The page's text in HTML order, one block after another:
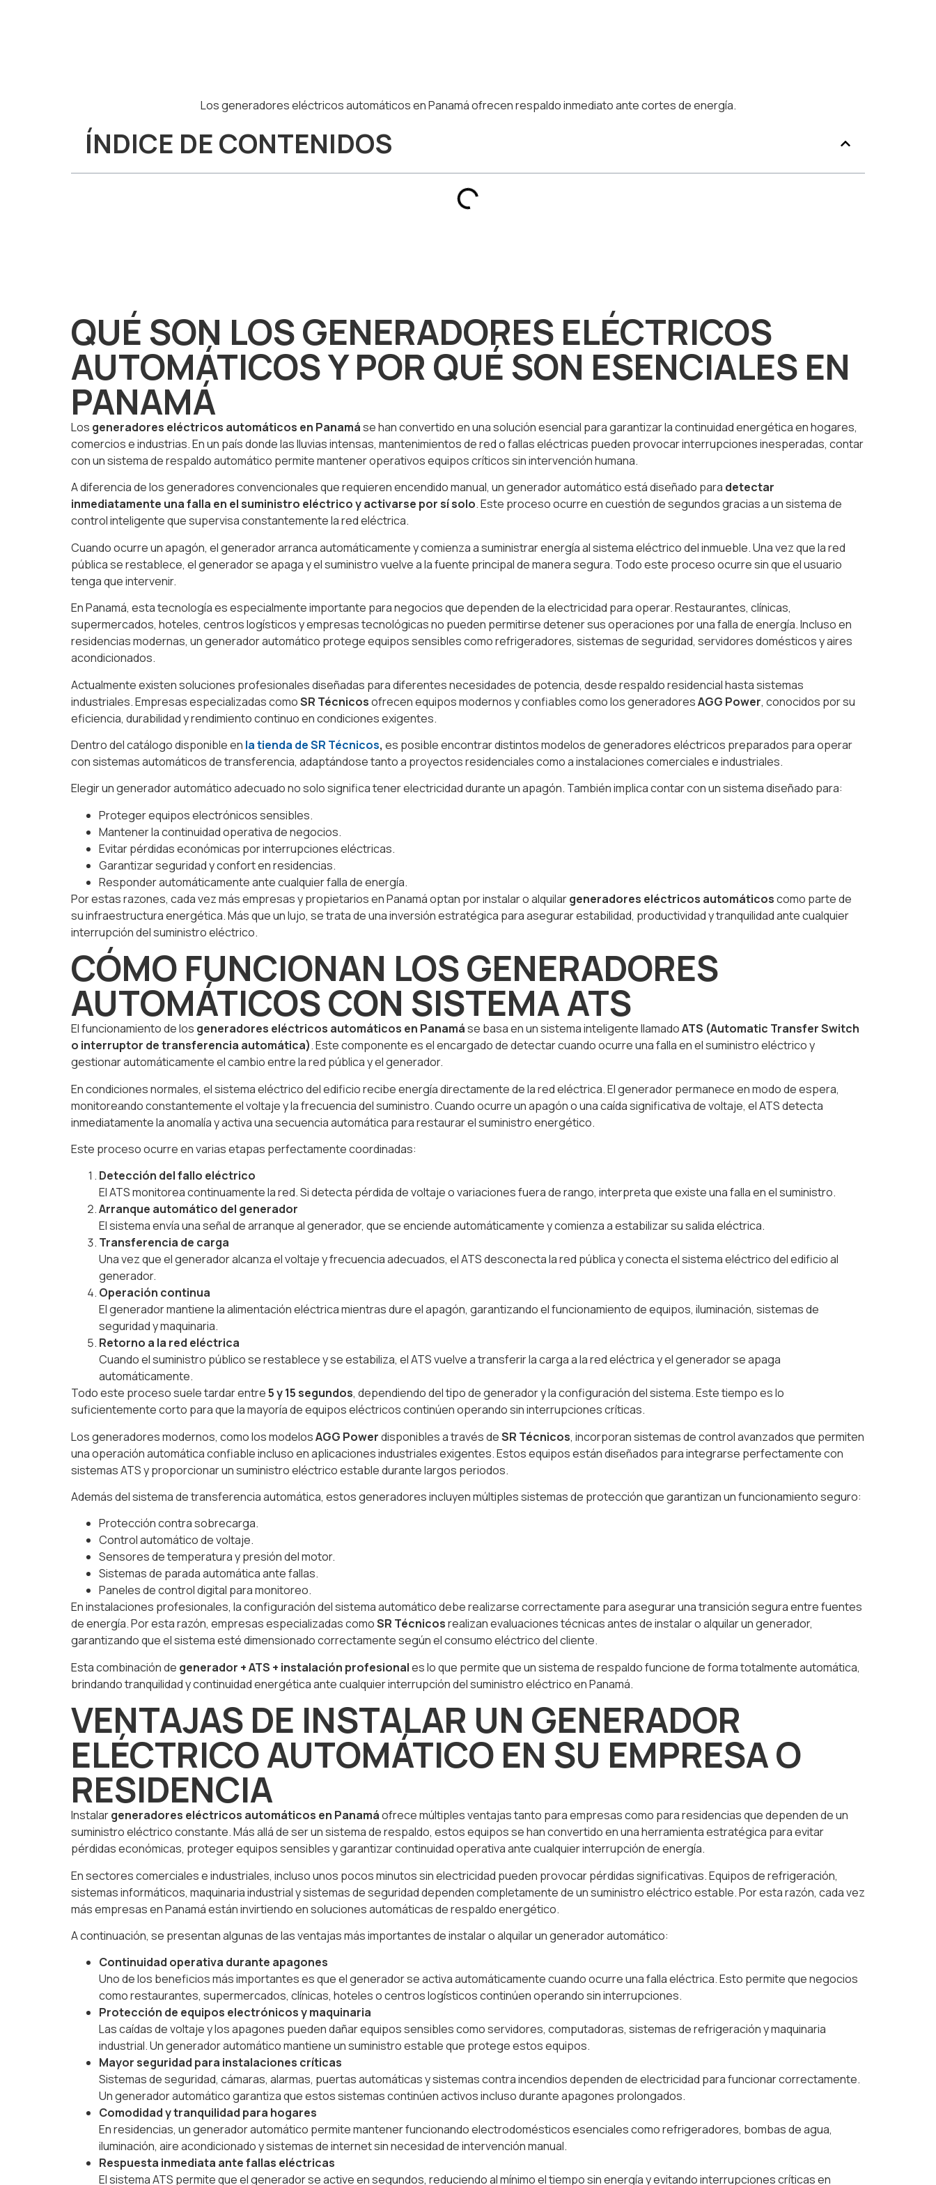
Los generadores eléctricos automáticos en Panamá ofrecen respaldo inmediato ante cortes de energía.
ÍNDICE DE CONTENIDOS
QUÉ SON LOS GENERADORES ELÉCTRICOS
AUTOMÁTICOS Y POR QUÉ SON ESENCIALES EN
PANAMÁ
Los generadores eléctricos automáticos en Panamáse han convertido en una solución esencial para garantizar la continuidad energética en hogares,
comercios e industrias. En un país donde las lluvias intensas, mantenimientos de red o fallas eléctricas pueden provocar interrupciones inesperadas, contar
con un sistema de respaldo automático permite mantener operativos equipos críticos sin intervención humana.
A diferencia de los generadores convencionales que requieren encendido manual, un generador automático está diseñado para detectar
inmediatamente una falla en el suministro eléctrico y activarse por sí solo. Este proceso ocurre en cuestión de segundos gracias a un sistema de
control inteligente que supervisa constantemente la red eléctrica.
Cuando ocurre un apagón, el generador arranca automáticamente y comienza a suministrar energía al sistema eléctrico del inmueble. Una vez que la red
pública se restablece, el generador se apaga y el suministro vuelve a la fuente principal de manera segura. Todo este proceso ocurre sin que el usuario
tenga que intervenir.
En Panamá, esta tecnología es especialmente importante para negocios que dependen de la electricidad para operar. Restaurantes, clínicas,
supermercados, hoteles, centros logísticos y empresas tecnológicas no pueden permitirse detener sus operaciones por una falla de energía. Incluso en
residencias modernas, un generador automático protege equipos sensibles como refrigeradores, sistemas de seguridad, servidores domésticos y aires
acondicionados.
Actualmente existen soluciones profesionales diseñadas para diferentes necesidades de potencia, desde respaldo residencial hasta sistemas
industriales. Empresas especializadas comoSR Técnicosofrecen equipos modernos y confiables como los generadoresAGG Power, conocidos por su
eficiencia, durabilidad y rendimiento continuo en condiciones exigentes.
Dentro del catálogo disponible en la tienda de SR Técnicos, es posible encontrar distintos modelos de generadores eléctricos preparados para operar
con sistemas automáticos de transferencia, adaptándose tanto a proyectos residenciales como a instalaciones comerciales e industriales.
Elegir un generador automático adecuado no solo significa tener electricidad durante un apagón. También implica contar con un sistema diseñado para:
Proteger equipos electrónicos sensibles.
Mantener la continuidad operativa de negocios.
Evitar pérdidas económicas por interrupciones eléctricas.
Garantizar seguridad y confort en residencias.
Responder automáticamente ante cualquier falla de energía.
Por estas razones, cada vez más empresas y propietarios en Panamá optan por instalar o alquilargeneradores eléctricos automáticoscomo parte de
su infraestructura energética. Más que un lujo, se trata de una inversión estratégica para asegurar estabilidad, productividad y tranquilidad ante cualquier
interrupción del suministro eléctrico.
CÓMO FUNCIONAN LOS GENERADORES
AUTOMÁTICOS CON SISTEMA ATS
El funcionamiento de los generadores eléctricos automáticos en Panamáse basa en un sistema inteligente llamadoATS (Automatic Transfer Switch
o interruptor de transferencia automática). Este componente es el encargado de detectar cuando ocurre una falla en el suministro eléctrico y
gestionar automáticamente el cambio entre la red pública y el generador.
En condiciones normales, el sistema eléctrico del edificio recibe energía directamente de la red eléctrica. El generador permanece en modo de espera,
monitoreando constantemente el voltaje y la frecuencia del suministro. Cuando ocurre un apagón o una caída significativa de voltaje, el ATS detecta
inmediatamente la anomalía y activa una secuencia automática para restaurar el suministro energético.
Este proceso ocurre en varias etapas perfectamente coordinadas:
Detección del fallo eléctrico
El ATS monitorea continuamente la red. Si detecta pérdida de voltaje o variaciones fuera de rango, interpreta que existe una falla en el suministro.
Arranque automático del generador
El sistema envía una señal de arranque al generador, que se enciende automáticamente y comienza a estabilizar su salida eléctrica.
Transferencia de carga
Una vez que el generador alcanza el voltaje y frecuencia adecuados, el ATS desconecta la red pública y conecta el sistema eléctrico del edificio al
generador.
Operación continua
El generador mantiene la alimentación eléctrica mientras dure el apagón, garantizando el funcionamiento de equipos, iluminación, sistemas de
seguridad y maquinaria.
Retorno a la red eléctrica
Cuando el suministro público se restablece y se estabiliza, el ATS vuelve a transferir la carga a la red eléctrica y el generador se apaga
automáticamente.
Todo este proceso suele tardar entre5 y 15 segundos, dependiendo del tipo de generador y la configuración del sistema. Este tiempo es lo
suficientemente corto para que la mayoría de equipos eléctricos continúen operando sin interrupciones críticas.
Los generadores modernos, como los modelosAGG Powerdisponibles a través deSR Técnicos, incorporan sistemas de control avanzados que permiten
una operación automática confiable incluso en aplicaciones industriales exigentes. Estos equipos están diseñados para integrarse perfectamente con
sistemas ATS y proporcionar un suministro eléctrico estable durante largos periodos.
Además del sistema de transferencia automática, estos generadores incluyen múltiples sistemas de protección que garantizan un funcionamiento seguro:
Protección contra sobrecarga.
Control automático de voltaje.
Sensores de temperatura y presión del motor.
Sistemas de parada automática ante fallas.
Paneles de control digital para monitoreo.
En instalaciones profesionales, la configuración del sistema automático debe realizarse correctamente para asegurar una transición segura entre fuentes
de energía. Por esta razón, empresas especializadas comoSR Técnicosrealizan evaluaciones técnicas antes de instalar o alquilar un generador,
garantizando que el sistema esté dimensionado correctamente según el consumo eléctrico del cliente.
Esta combinación de generador + ATS + instalación profesionales lo que permite que un sistema de respaldo funcione de forma totalmente automática,
brindando tranquilidad y continuidad energética ante cualquier interrupción del suministro eléctrico en Panamá.
VENTAJAS DE INSTALAR UN GENERADOR
ELÉCTRICO AUTOMÁTICO EN SU EMPRESA O
RESIDENCIA
Instalargeneradores eléctricos automáticos en Panamáofrece múltiples ventajas tanto para empresas como para residencias que dependen de un
suministro eléctrico constante. Más allá de ser un sistema de respaldo, estos equipos se han convertido en una herramienta estratégica para evitar
pérdidas económicas, proteger equipos sensibles y garantizar continuidad operativa ante cualquier interrupción de energía.
En sectores comerciales e industriales, incluso unos pocos minutos sin electricidad pueden provocar pérdidas significativas. Equipos de refrigeración,
sistemas informáticos, maquinaria industrial y sistemas de seguridad dependen completamente de un suministro eléctrico estable. Por esta razón, cada vez
más empresas en Panamá están invirtiendo en soluciones automáticas de respaldo energético.
A continuación, se presentan algunas de las ventajas más importantes de instalar o alquilar un generador automático:
Continuidad operativa durante apagones
Uno de los beneficios más importantes es que el generador se activa automáticamente cuando ocurre una falla eléctrica. Esto permite que negocios
como restaurantes, supermercados, clínicas, hoteles o centros logísticos continúen operando sin interrupciones.
Protección de equipos electrónicos y maquinaria
Las caídas de voltaje y los apagones pueden dañar equipos sensibles como servidores, computadoras, sistemas de refrigeración y maquinaria
industrial. Un generador automático mantiene un suministro estable que protege estos equipos.
Mayor seguridad para instalaciones críticas
Sistemas de seguridad, cámaras, alarmas, puertas automáticas y sistemas contra incendios dependen de electricidad para funcionar correctamente.
Un generador automático garantiza que estos sistemas continúen activos incluso durante apagones prolongados.
Comodidad y tranquilidad para hogares
En residencias, un generador automático permite mantener funcionando electrodomésticos esenciales como refrigeradores, bombas de agua,
iluminación, aire acondicionado y sistemas de internet sin necesidad de intervención manual.
Respuesta inmediata ante fallas eléctricas
El sistema ATS permite que el generador se active en segundos, reduciendo al mínimo el tiempo sin energía y evitando interrupciones críticas en